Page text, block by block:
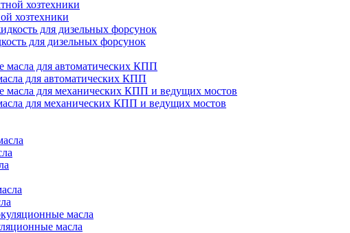
хозтехники
для дизельных форсунок
для автоматических КПП
для механических КПП и ведущих мостов
масла